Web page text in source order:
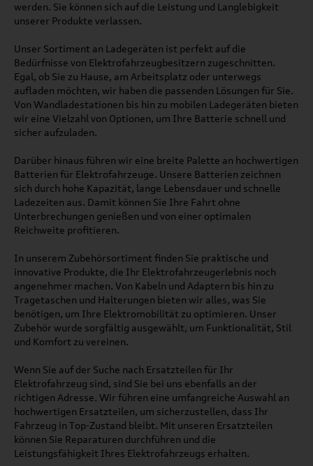
werden. Sie können sich auf die Leistung und Langlebigkeit
unserer Produkte verlassen.
Unser Sortiment an Ladegeräten ist perfekt auf die
Bedürfnisse von Elektrofahrzeugbesitzern zugeschnitten.
Egal, ob Sie zu Hause, am Arbeitsplatz oder unterwegs
aufladen möchten, wir haben die passenden Lösungen für Sie.
Von Wandladestationen bis hin zu mobilen Ladegeräten bieten
wir eine Vielzahl von Optionen, um Ihre Batterie schnell und
sicher aufzuladen.
Darüber hinaus führen wir eine breite Palette an hochwertigen
Batterien für Elektrofahrzeuge. Unsere Batterien zeichnen
sich durch hohe Kapazität, lange Lebensdauer und schnelle
Ladezeiten aus. Damit können Sie Ihre Fahrt ohne
Unterbrechungen genießen und von einer optimalen
Reichweite profitieren.
In unserem Zubehörsortiment finden Sie praktische und
innovative Produkte, die Ihr Elektrofahrzeugerlebnis noch
angenehmer machen. Von Kabeln und Adaptern bis hin zu
Tragetaschen und Halterungen bieten wir alles, was Sie
benötigen, um Ihre Elektromobilität zu optimieren. Unser
Zubehör wurde sorgfältig ausgewählt, um Funktionalität, Stil
und Komfort zu vereinen.
Wenn Sie auf der Suche nach Ersatzteilen für Ihr
Elektrofahrzeug sind, sind Sie bei uns ebenfalls an der
richtigen Adresse. Wir führen eine umfangreiche Auswahl an
hochwertigen Ersatzteilen, um sicherzustellen, dass Ihr
Fahrzeug in Top-Zustand bleibt. Mit unseren Ersatzteilen
können Sie Reparaturen durchführen und die
Leistungsfähigkeit Ihres Elektrofahrzeugs erhalten.